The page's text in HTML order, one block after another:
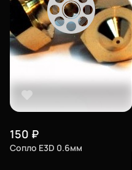
150 ₽
Сопло E3D 0.6мм